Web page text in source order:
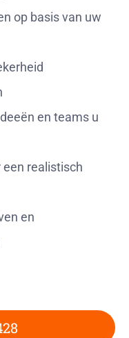
op basis van uw
en teams u
realistisch
en